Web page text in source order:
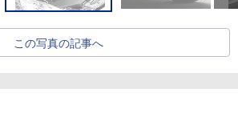
この写真の記事へ